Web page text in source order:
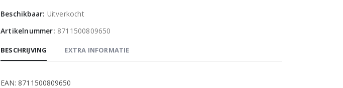
Beschikbaar: Uitverkocht
Artikelnummer: 8711500809650
BESCHRIJVING EXTRA INFORMATIE
EAN: 8711500809650